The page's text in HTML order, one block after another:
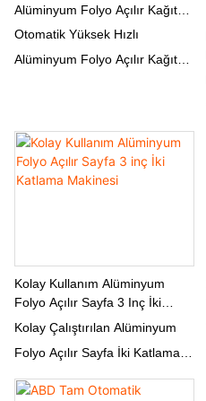
Alüminyum Folyo Açılır Kağıt
Sayfaları Katlama Makinesi
Otomatik Yüksek Hızlı
Alüminyum Folyo Açılır Kağıt
sayfalarını yüksek hızlarda
verimli bir şekilde katlamak için
tasarlanmış son teknoloji ürünü
Kolay Kullanım Alüminyum
Folyo Açılır Sayfa 3 Inç İki
Katlama Makinesi
Kolay Çalıştırılan Alüminyum
Folyo Açılır Sayfa İki Katlama
Makinesi, 3 inçlik, alüminyum